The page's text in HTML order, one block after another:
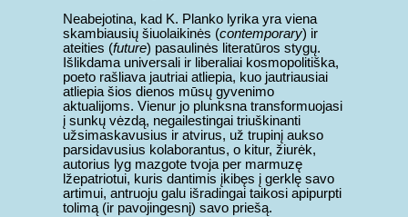
Neabejotina, kad K. Planko lyrika yra viena
skambiausių šiuolaikinės (contemporary) ir
ateities (future) pasaulinės literatūros stygų.
Išlikdama universali ir liberaliai kosmopolitiška,
poeto rašliava jautriai atliepia, kuo jautriausiai
atliepia šios dienos mūsų gyvenimo
aktualijoms. Vienur jo plunksna transformuojasi
į sunkų vėzdą, negailestingai triuškinanti
užsimaskavusius ir atvirus, už trupinį aukso
parsidavusius kolaborantus, o kitur, žiurėk,
autorius lyg mazgote tvoja per marmuzę
lžepatriotui, kuris dantimis įkibęs į gerklę savo
artimui, antruoju galu išradingai taikosi apipurpti
tolimą (ir pavojingesnį) savo priešą.